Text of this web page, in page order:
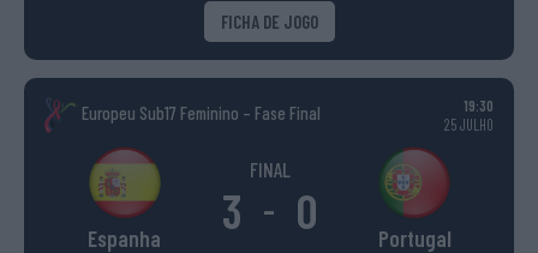
FICHA DE JOGO
Europeu Sub17 Feminino – Fase Final
19:30
25 JULHO
Espanha
FINAL
3 - 0 Portugal